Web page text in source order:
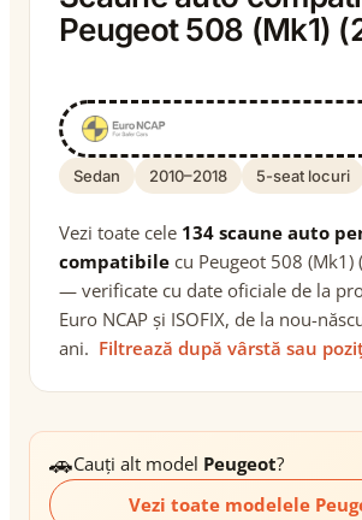
Peugeot 508 (Mk1)
Sedan 2010–2018 5-seat locuri
Vezi toate cele 134 scaune auto
compatibile cu Peugeot 508 (Mk1)
— verificate cu date oficiale de la
Euro NCAP și ISOFIX, de la nou-
ani. Filtrează după vârstă sau
🚗Cauți alt model Peugeot?
Vezi toate modelele